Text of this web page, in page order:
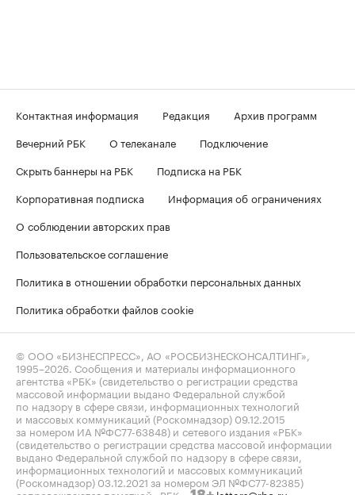
Контактная информация Редакция
Архив программ
Вечерний РБК
О телеканале
Подключение
Скрыть баннеры на РБК
Подписка на РБК
Корпоративная подписка
Информация об ограничениях
О соблюдении авторских прав
Пользовательское соглашение
Политика в отношении обработки персональных данных
Политика обработки файлов cookie
© ООО «БИЗНЕСПРЕСС», АО «РОСБИЗНЕСКОНСАЛТИНГ»,
1995–2026 . Сообщения и материалы информационного
агентства «РБК» (свидетельство о регистрации средства
массовой информации выдано Федеральной службой
по надзору в сфере связи, информационных технологий
и массовых коммуникаций (Роскомнадзор) 09.12.2015
за номером ИА №ФС77-63848) и сетевого издания «РБК»
(свидетельство о регистрации средства массовой информации
выдано Федеральной службой по надзору в сфере связи,
информационных технологий и массовых коммуникаций
(Роскомнадзор) 03.12.2021 за номером ЭЛ №ФС77-82385)